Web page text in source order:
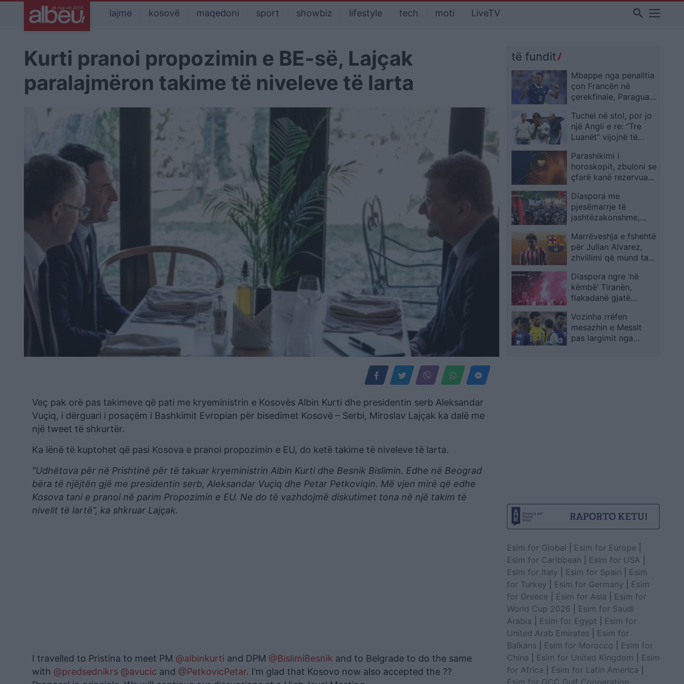
lajme kosovë maqedoni sport showbiz lifestyle tech moti LiveTV search
Kurti pranoi propozimin e BE-së, Lajçak
paralajmëron takime të niveleve të larta
Veç pak orë pas takimeve që pati me kryeministrin e Kosovës Albin Kurti dhe presidentin serb Aleksandar
Vuçiq, i dërguari i posaçëm i Bashkimit Evropian për bisedimet Kosovë – Serbi, Miroslav Lajçak ka dalë me
një tweet të shkurtër.
Ka lënë të kuptohet që pasi Kosova e pranoi propozimin e EU, do ketë takime të niveleve të larta.
“Udhëtova për në Prishtinë për të takuar kryeministrin Albin Kurti dhe Besnik Bislimin. Edhe në Beograd
bëra të njëjtën gjë me presidentin serb, Aleksandar Vuçiq dhe Petar Petkoviqin. Më vjen mirë që edhe
Kosova tani e pranoi në parim Propozimin e EU. Ne do të vazhdojmë diskutimet tona në një takim të
nivelit të lartë”, ka shkruar Lajçak.
I travelled to Pristina to meet PM @albinkurti and DPM @BislimiBesnik and to Belgrade to do the same
with @predsednikrs @avucic and @PetkovicPetar. I’m glad that Kosovo now also accepted the ??
të fundit
Mbappe nga penalltia
çon Francën në
çerekfinale, Paraguai
sfide të vështirë
Tuchel në stol, por jo
një Angli e re: “Tre
Luanët” vijojnë të
Southgate
Parashikimi i
horoskopit, zbuloni se
çfarë kanë rezervuar
Diaspora me
pjesëmarrje të
jashtëzakonshme,
te komisariati 3: Lironi
çunat! Arrestoni
Ramën
Marrëveshja e fshehtë
për Julian Alvarez,
zhvillimi që mund ta
Diaspora ngre ‘në
këmbë’ Tiranën,
flakadanë gjatë
protestuesit krijojnë
atmosferë në rrugët e
kryeqytetit
Vozinha rrëfen
mesazhin e Messit
pas largimit nga
Esim for Global Esim for Europe
Esim for Caribbean
Esim for USA
Esim for Italy
Esim for Spain
Esim
for Turkey
Esim for Germany
Esim
for Greece
Esim for Asia
Esim for
World Cup 2026
Esim for Saudi
Arabia
Esim for Egypt
Esim for
United Arab Emirates
Esim for
Balkans
Esim for Morocco
Esim for
China
Esim for United Kingdom
Esim
for Africa
Esim for Latin America
Esim for GCC Gulf Cooperation